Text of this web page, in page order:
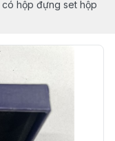
hộp đựng set hộp